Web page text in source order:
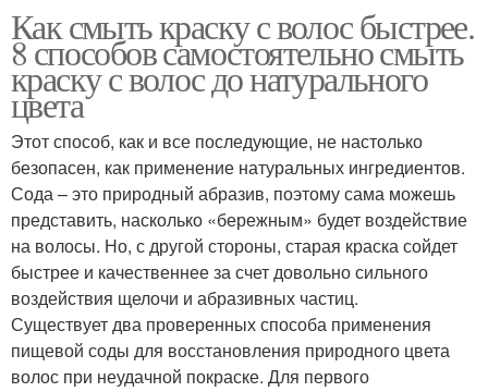
Как смыть краску с волос быстрее.
8 способов самостоятельно смыть
краску с волос до натурального
цвета
Этот способ, как и все последующие, не настолько
безопасен, как применение натуральных ингредиентов.
Сода – это природный абразив, поэтому сама можешь
представить, насколько «бережным» будет воздействие
на волосы. Но, с другой стороны, старая краска сойдет
быстрее и качественнее за счет довольно сильного
воздействия щелочи и абразивных частиц.
Существует два проверенных способа применения
пищевой соды для восстановления природного цвета
волос при неудачной покраске. Для первого